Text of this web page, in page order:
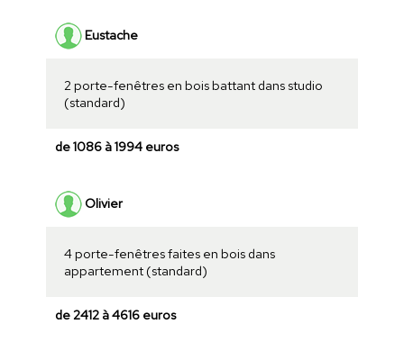
Eustache
2 porte-fenêtres en bois battant dans studio
(standard)
de 1086 à 1994 euros
Olivier
4 porte-fenêtres faites en bois dans
appartement (standard)
de 2412 à 4616 euros